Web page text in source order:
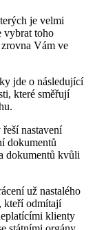
je velmi
vybrat toho
Vám ve
jde o následující
které směřují
nastavení
dokumentů
dokumentů kvůli
už nastalého
kteří odmítají
klienty